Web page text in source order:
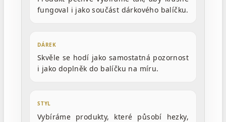
fungoval i jako součást dárkového balíčku.
DÁREK
Skvěle se hodí jako samostatná pozornost
i jako doplněk do balíčku na míru.
STYL
Vybíráme produkty, které působí hezky,